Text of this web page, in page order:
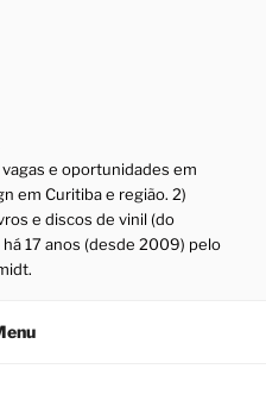
vagas e oportunidades em
em Curitiba e região. 2)
e discos de vinil (do
há 17 anos (desde 2009) pelo